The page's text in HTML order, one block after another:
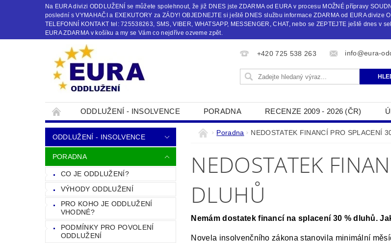
Na EURA divizi ODDLUŽENÍ se můžete spolehnout, že již DNES jste ZDARMA od EURA v procesu MOŽNÉ přípravy
poslední s VYMAHAČI a EXEKUTORY za ZÁDY! OBJEDNEJTE si ještě DNES službu informace ZDARMA od EURA divize
TELEFONNÍ KONTAKT tel: 725538263, SMS, VIBER, WHATSAPP, MESSENGER, CHAT, nebo se ZEPTEJTE ještě dnes v
EURA ZDARMA v košíku a my se Vám co nejdříve ozveme zpět.
+420 725 538 263 info@eura-
ODDLUŽENÍ - INSOLVENCE PORADNA RECENZE 2009 - 2026 (ČR)
OBCHODNÍ PODMÍNKY KONTAKTY NAPIŠTE NÁM
ODDLUŽENÍ - INSOLVENCE
PORADNA
CO JE ODDLUŽENÍ?
VÝHODY ODDLUŽENÍ
PRO KOHO JE ODDLUŽENÍ
VHODNÉ?
PODMÍNKY PRO POVOLENÍ
ODDLUŽENÍ
Poradna NEDOSTATEK FINANCÍ PRO SPLACENÍ
NEDOSTATEK
DLUHŮ
Nemám dostatek financí na splacení 30 % dluhů.
Novela insolvenčního zákona stanovila minimální